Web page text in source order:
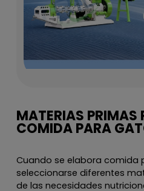
MATERIAS PRIMAS
COMIDA PARA
Cuando se elabora comida
seleccionarse diferentes
de las necesidades